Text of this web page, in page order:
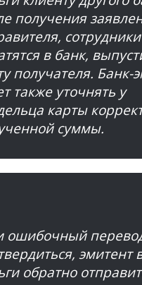
получения
в банк,
получателя. Банк-
также уточнять у
карты
суммы.
ошибочный
эмитент
обратно